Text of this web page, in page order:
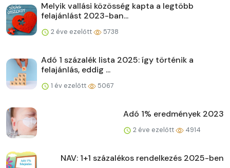
Melyik vallási közösség kapta a legtöbb
felajánlást 2023-ban...
2 éve ezelőtt 5738
Adó 1 százalék lista 2025: így történik a
felajánlás, eddig ...
1 év ezelőtt 5067
Adó 1% eredmények 2023
2 éve ezelőtt 4914
NAV: 1+1 százalékos rendelkezés 2025-ben